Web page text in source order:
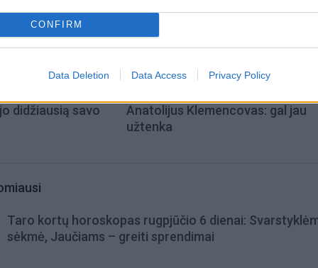
CONFIRM
Data Deletion Data Access Privacy Policy
didžiausią savo
Anatolijus Klemencovas: gal jau
užtenka
Taro kortų horoskopas rugpjūčio 6 dienai:
sėkmė, Jaučiams – greiti sprendimai